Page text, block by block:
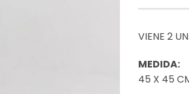
VIENE 2
MEDIDA:
45 X 45